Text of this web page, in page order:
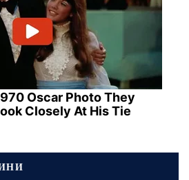
Oscar Photo They
Closely At His Tie